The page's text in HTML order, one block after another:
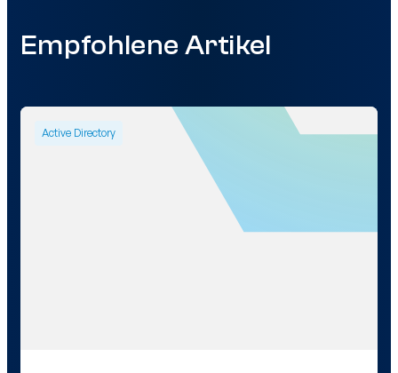
Empfohlene Artikel
Active Directory